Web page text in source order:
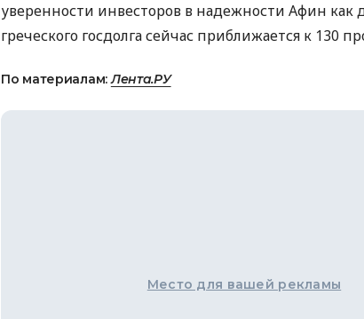
уверенности инвесторов в надежности Афин как
греческого госдолга сейчас приближается к 130
По материалам:Лента.РУ
Место для вашей рекламы